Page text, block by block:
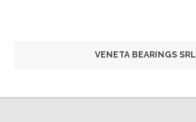
VENETA BEARINGS SRL